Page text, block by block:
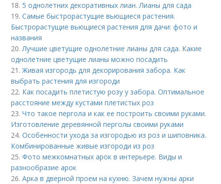
18. 5 однолетних декоративных лиан. Лианы для сада
19.Самые быстрорастущие вьющиеся растения.
Быстрорастущие вьющиеся растения для дачи: фото и
названия
20.Лучшие цветущие однолетние лианы для сада. Какие
однолетние цветущие лианы можно посадить
21.Живая изгородь для декорирования забора. Как
выбрать растения для изгороди
22. Как посадить плетистую розу у забора. Оптимальное
расстояние между кустами плетистых роз
23.Что такое пергола и как ее построить своими руками.
Изготовление деревянной перголы своими руками
24.Особенности ухода за изгородью из роз и шиповника.
Комбинированные живые изгороди из роз
25.Фото межкомнатных арок в интерьере. Виды и
разнообразие арок
26.Арка в дверной проем на кухню. Зачем нужны арки